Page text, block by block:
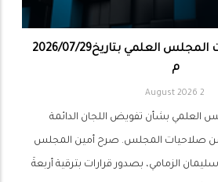
صدور عدد من قرارات المجلس العلمي بتاريخ2026/07/29
م
2 August 2026
العلمي بشأن تفويض اللجان الدائمة
صلاحيات المجلس. صرح أمين المجلس
الزمامي، بصدور قرارات بترقية أربعةَ